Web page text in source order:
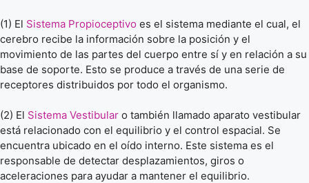
(1) El Sistema Propioceptivo es el sistema mediante el cual, el
cerebro recibe la información sobre la posición y el
movimiento de las partes del cuerpo entre sí y en relación a su
base de soporte. Esto se produce a través de una serie de
receptores distribuidos por todo el organismo.
(2) El Sistema Vestibular o también llamado aparato vestibular
está relacionado con el equilibrio y el control espacial. Se
encuentra ubicado en el oído interno. Este sistema es el
responsable de detectar desplazamientos, giros o
aceleraciones para ayudar a mantener el equilibrio.